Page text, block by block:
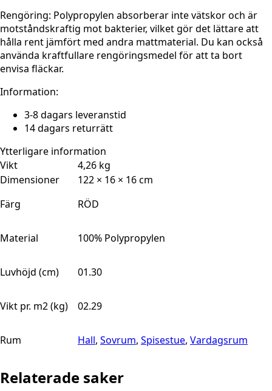
Rengöring: Polypropylen absorberar inte vätskor och är
motståndskraftig mot bakterier, vilket gör det lättare att
hålla rent jämfört med andra mattmaterial. Du kan också
använda kraftfullare rengöringsmedel för att ta bort
envisa fläckar.
Information:
3-8 dagars leveranstid
14 dagars returrätt
Ytterligare information
Vikt
4,26 kg
Dimensioner
122 × 16 × 16 cm
Färg
RÖD
Material 100% Polypropylen
Luvhöjd (cm) 01.30
Vikt pr. m2 (kg) 02.29
Rum Hall, Sovrum, Spisestue, Vardagsrum
Relaterade saker